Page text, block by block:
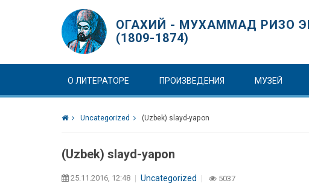
ОГАХИЙ - МУХАММАД РИЗО
(1809-1874)
О ЛИТЕРАТОРЕ ПРОИЗВЕДЕНИЯ МУЗЕЙ
Uncategorized (Uzbek) slayd-yapon
(Uzbek) slayd-yapon
25.11.2016, 12:48 Uncategorized 5037